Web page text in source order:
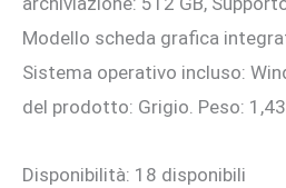
Modello scheda grafica
Sistema operativo incluso:
del prodotto: Grigio. Peso:
Disponibilità: 18 disponibili